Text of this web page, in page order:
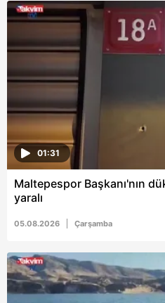
6698 sayılı Kişisel Verilerin
hazırlanmış Aydınlatma
ilgili mevzuata uygun olarak
almak için lütfen
01:31
Maltepespor Başkanı'nın
yaralı
05.08.2026 Çarşamba